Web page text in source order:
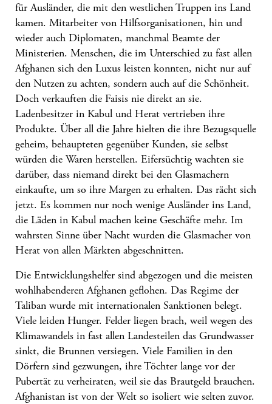
für Ausländer, die mit den westlichen Truppen ins Land
kamen. Mitarbeiter von Hilfsorganisationen, hin und
wieder auch Diplomaten, manchmal Beamte der
Ministerien. Menschen, die im Unterschied zu fast allen
Afghanen sich den Luxus leisten konnten, nicht nur auf
den Nutzen zu achten, sondern auch auf die Schönheit.
Doch verkauften die Faisis nie direkt an sie.
Ladenbesitzer in Kabul und Herat vertrieben ihre
Produkte. Über all die Jahre hielten die ihre Bezugsquelle
geheim, behaupteten gegenüber Kunden, sie selbst
würden die Waren herstellen. Eifersüchtig wachten sie
darüber, dass niemand direkt bei den Glasmachern
einkaufte, um so ihre Margen zu erhalten. Das rächt sich
jetzt. Es kommen nur noch wenige Ausländer ins Land,
die Läden in Kabul machen keine Geschäfte mehr. Im
wahrsten Sinne über Nacht wurden die Glasmacher von
Herat von allen Märkten abgeschnitten.
Die Entwicklungshelfer sind abgezogen und die meisten
wohlhabenderen Afghanen geflohen. Das Regime der
Taliban wurde mit internationalen Sanktionen belegt.
Viele leiden Hunger. Felder liegen brach, weil wegen des
Klimawandels in fast allen Landesteilen das Grundwasser
sinkt, die Brunnen versiegen. Viele Familien in den
Dörfern sind gezwungen, ihre Töchter lange vor der
Pubertät zu verheiraten, weil sie das Brautgeld brauchen.
Afghanistan ist von der Welt so isoliert wie selten zuvor.